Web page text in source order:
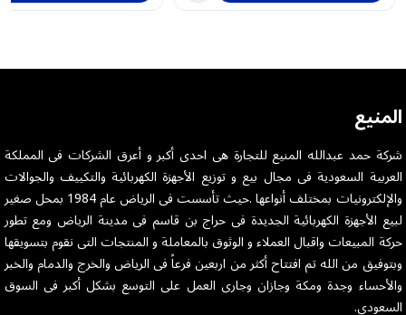
المنيع
شركة حمد عبدالله المنيع للتجارة هى احدى أكبر و أعرق الشركات فى المملكة
العربية السعودية فى مجال بيع و توزيع الأجهزة الكهربائية والتكييف والجوالات
والإلكترونيات بمختلف أنواعها .حيث تأسست فى الرياض عام 1984 بمحل صغير
لبيع الأجهزة الكهربائية الجديدة فى حراج بن قاسم فى مدينة الرياض ومع تطور
حركة المبيعات واقبال العملاء و الوثوق بالمعاملة و المنتجات التى نقوم بتسويقها
وبتوفيق من الله تم افتتاح أكثر من اربعين فرعاً فى الرياض والخرج والدمام والخبر
والأحساء وجدة ومكة وجازان وجارى العمل على التوسع بشكل أكبر فى السوق
السعودى.